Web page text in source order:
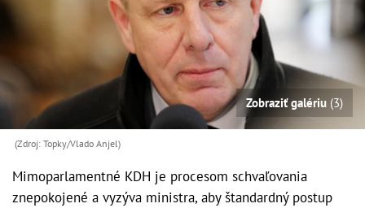
Zobraziť galériu (3)
(Zdroj: Topky/Vlado Anjel)
Mimoparlamentné KDH je procesom schvaľovania
znepokojené a vyzýva ministra, aby štandardný postup